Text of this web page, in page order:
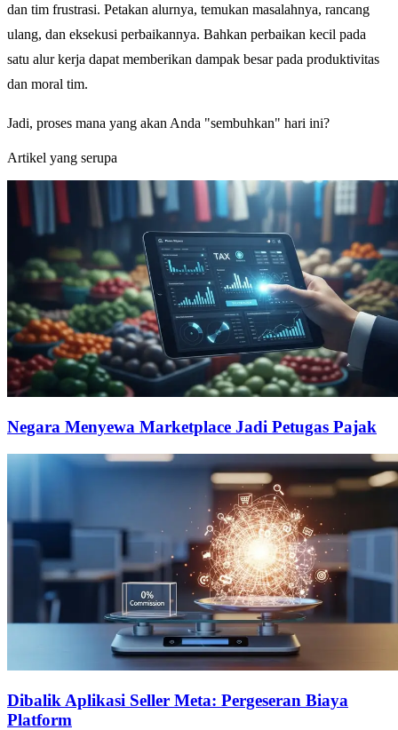
dan tim frustrasi. Petakan alurnya, temukan masalahnya, rancang
ulang, dan eksekusi perbaikannya. Bahkan perbaikan kecil pada
satu alur kerja dapat memberikan dampak besar pada produktivitas
dan moral tim.
Jadi, proses mana yang akan Anda "sembuhkan" hari ini?
Artikel yang serupa
Negara Menyewa Marketplace Jadi Petugas Pajak
Dibalik Aplikasi Seller Meta: Pergeseran Biaya
Platform